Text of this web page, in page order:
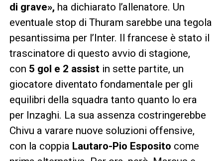
di grave», ha dichiarato l’allenatore. Un
eventuale stop di Thuram sarebbe una tegola
pesantissima per l’Inter. Il francese è stato il
trascinatore di questo avvio di stagione,
con 5 gol e 2 assistin sette partite, un
giocatore diventato fondamentale per gli
equilibri della squadra tanto quanto lo era
per Inzaghi. La sua assenza costringerebbe
Chivu a varare nuove soluzioni offensive,
con la coppia Lautaro-Pio Esposito come